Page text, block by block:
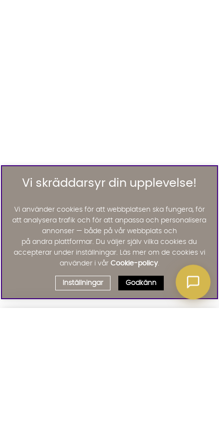
Vi skräddarsyr din upplevelse!
Vi använder cookies för att webbplatsen ska fungera, för
att analysera trafik och för att anpassa och personalisera
annonser — både på vår webbplats och
på andra plattformar. Du väljer själv vilka cookies du
accepterar under inställningar. Läs mer om de cookies vi
använder i vår Cookie-policy.
Inställningar Godkänn